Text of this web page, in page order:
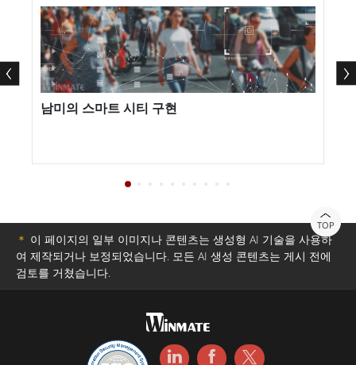
남미의 스마트 시티 구현
TOP
＊ 이 페이지의 일부 이미지나 콘텐츠는 생성형 AI 기술을 사용하
여 제작되거나 보정되었습니다. 모든 AI 생성 콘텐츠는 게시 전에
검토를 거쳤습니다.